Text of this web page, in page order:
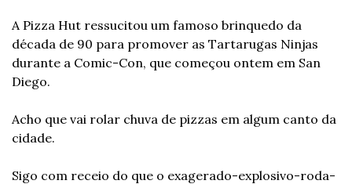
A Pizza Hut ressucitou um famoso brinquedo da
década de 90 para promover as Tartarugas Ninjas
durante a Comic-Con, que começou ontem em San
Diego.
Acho que vai rolar chuva de pizzas em algum canto da
cidade.
Sigo com receio do que o exagerado-explosivo-roda-